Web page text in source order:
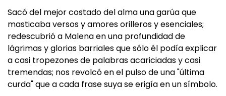
Sacó del mejor costado del alma una garúa que
masticaba versos y amores orilleros y esenciales;
redescubrió a Malena en una profundidad de
lágrimas y glorias barriales que sólo él podía explicar
a casi tropezones de palabras acariciadas y casi
tremendas; nos revolcó en el pulso de una "última
curda" que a cada frase suya se erigía en un símbolo.